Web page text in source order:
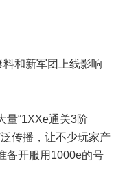
和新军团上线影响
量“1XXe通关3阶
传播，让不少玩家产
备开服用1000e的号